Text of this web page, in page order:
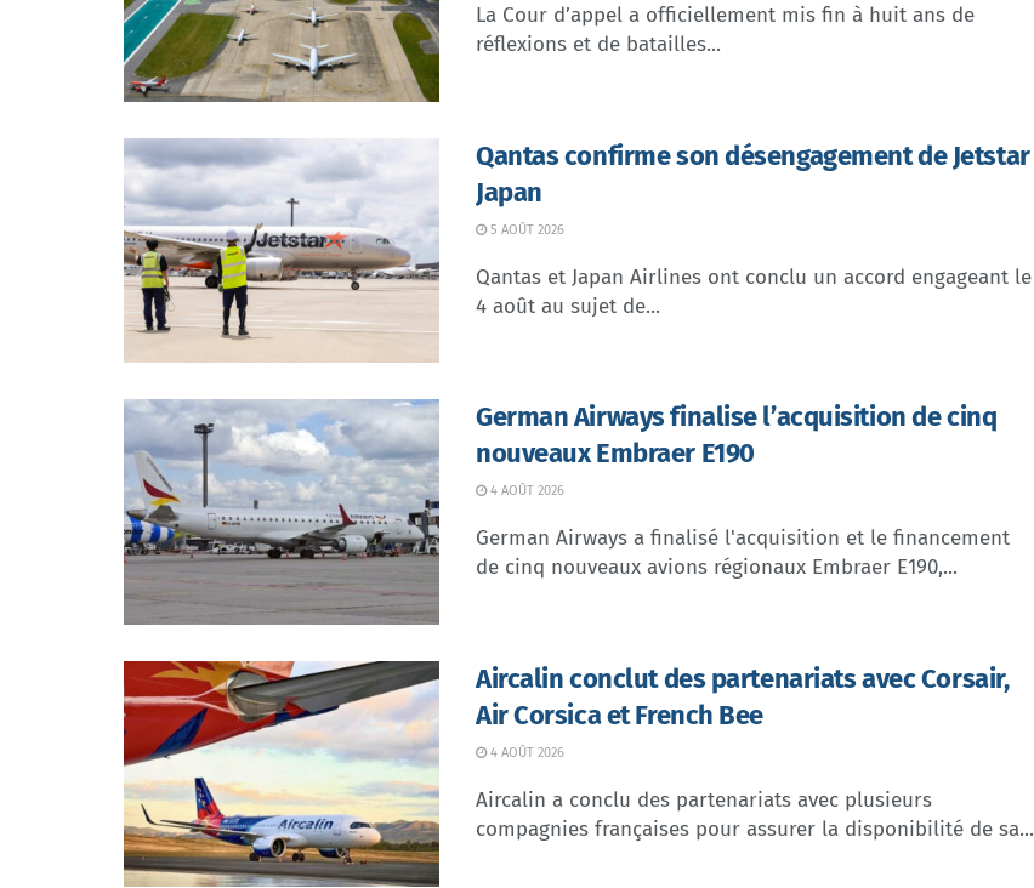
La Cour d’appel a officiellement mis fin à huit ans de
réflexions et de batailles...
Qantas confirme son désengagement de Jetstar
Japan
5 AOÛT 2026
Qantas et Japan Airlines ont conclu un accord engageant le
4 août au sujet de...
German Airways finalise l’acquisition de cinq
nouveaux Embraer E190
4 AOÛT 2026
German Airways a finalisé l'acquisition et le financement
de cinq nouveaux avions régionaux Embraer E190,...
Aircalin conclut des partenariats avec Corsair,
Air Corsica et French Bee
4 AOÛT 2026
Aircalin a conclu des partenariats avec plusieurs
compagnies françaises pour assurer la disponibilité de sa...